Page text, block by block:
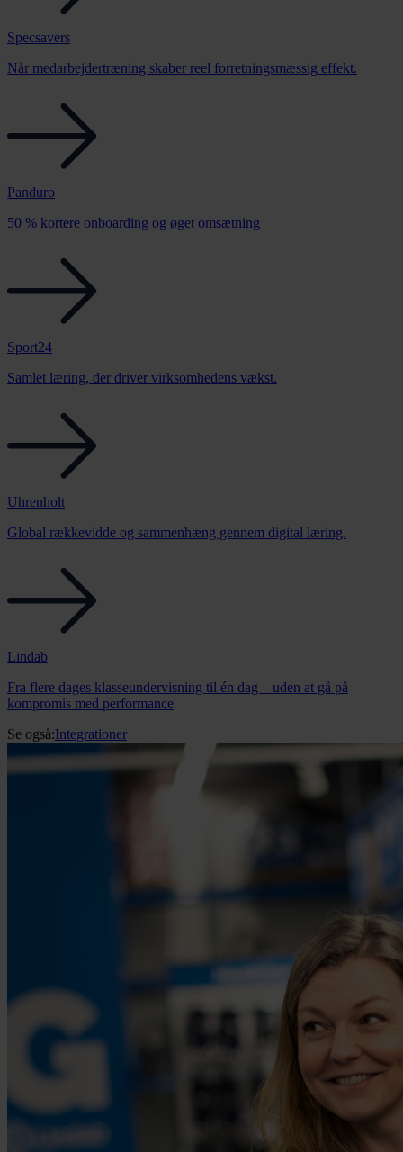
Specsavers
Når medarbejdertræning skaber reel forretningsmæssig effekt.
Panduro
50 % kortere onboarding og øget omsætning
Sport24
Samlet læring, der driver virksomhedens vækst.
Uhrenholt
Global rækkevidde og sammenhæng gennem digital læring.
Lindab
Fra flere dages klasseundervisning til én dag – uden at gå på
kompromis med performance
Se også:Integrationer